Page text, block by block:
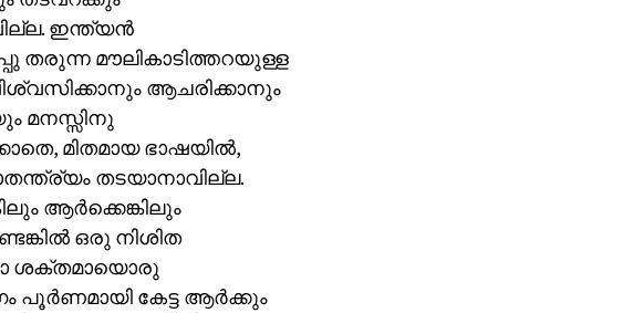
ഇന്ത്യന്‍
മൗലികാടിത്തറയുള്ള
ആചരിക്കാനും
മനസ്സിനു
മിതമായ ഭാഷയില്‍,
തടയാനാവില്ല.
ആര്‍ക്കെങ്കിലും
ഒരു നിശിത
ശക്തമായൊരു
പൂര്‍ണമായി കേട്ട ആര്‍ക്കും